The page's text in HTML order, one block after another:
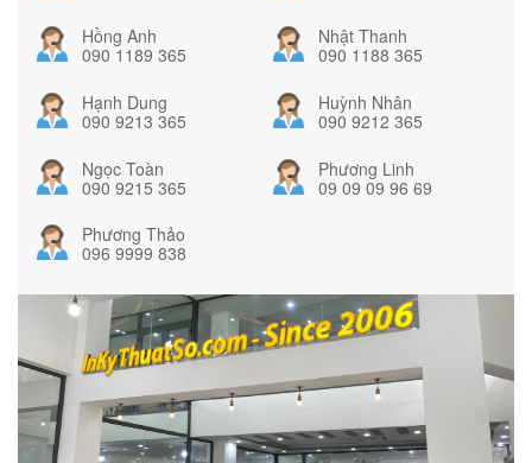
Hồng Anh
090 1189 365
Nhật Thanh
090 1188 365
Hạnh Dung
090 9213 365
Huỳnh Nhân
090 9212 365
Ngọc Toàn
090 9215 365
Phương Linh
09 09 09 96 69
Phương Thảo
096 9999 838